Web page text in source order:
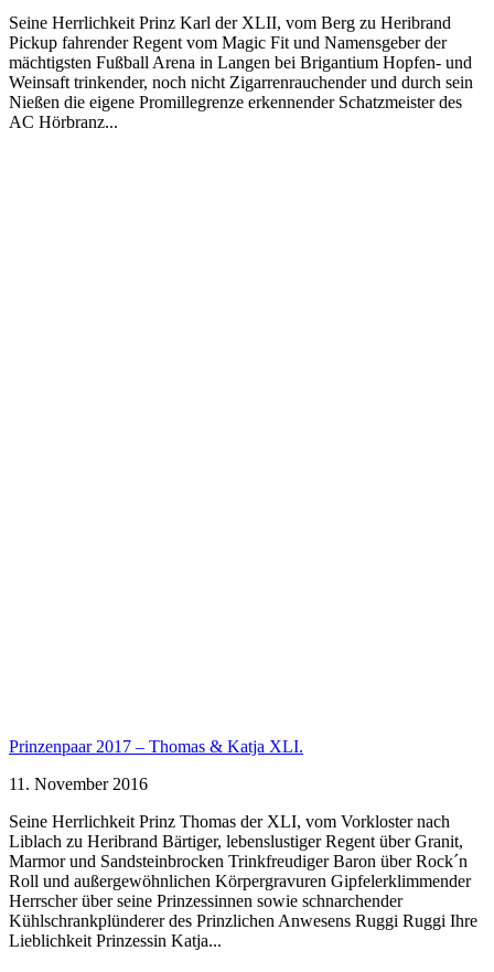
Seine Herrlichkeit Prinz Karl der XLII, vom Berg zu Heribrand
Pickup fahrender Regent vom Magic Fit und Namensgeber der
mächtigsten Fußball Arena in Langen bei Brigantium Hopfen- und
Weinsaft trinkender, noch nicht Zigarrenrauchender und durch sein
Nießen die eigene Promillegrenze erkennender Schatzmeister des
AC Hörbranz...
Prinzenpaar 2017 – Thomas & Katja XLI.
11. November 2016
Seine Herrlichkeit Prinz Thomas der XLI, vom Vorkloster nach
Liblach zu Heribrand Bärtiger, lebenslustiger Regent über Granit,
Marmor und Sandsteinbrocken Trinkfreudiger Baron über Rock´n
Roll und außergewöhnlichen Körpergravuren Gipfelerklimmender
Herrscher über seine Prinzessinnen sowie schnarchender
Kühlschrankplünderer des Prinzlichen Anwesens Ruggi Ruggi Ihre
Lieblichkeit Prinzessin Katja...